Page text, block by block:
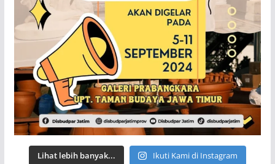
Lihat lebih banyak... Ikuti Kami di Instagram